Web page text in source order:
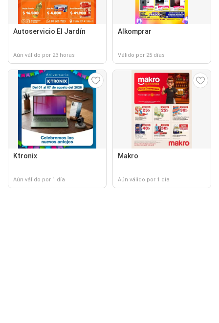
Autoservicio El Jardín
Aún válido por 23 horas
Alkomprar
Válido por 25 días
Ktronix
Aún válido por 1 día
Makro
Aún válido por 1 día